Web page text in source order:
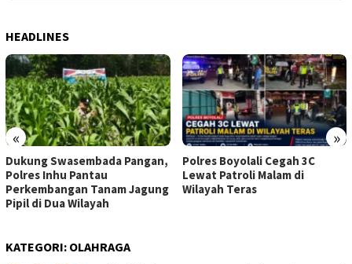
HEADLINES
« »
Dukung Swasembada Pangan,
Polres Inhu Pantau
Perkembangan Tanam Jagung
Pipil di Dua Wilayah
Polres Boyolali Cegah 3C
Lewat Patroli Malam di
Wilayah Teras
KATEGORI: OLAHRAGA